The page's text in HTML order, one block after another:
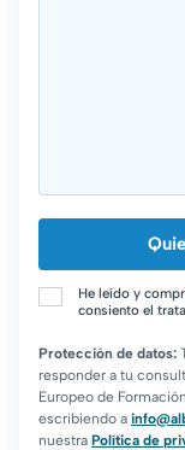
He leído y
consiento el
Protección de datos:
responder a tu
Europeo de
escribiendo a
nuestra Política de